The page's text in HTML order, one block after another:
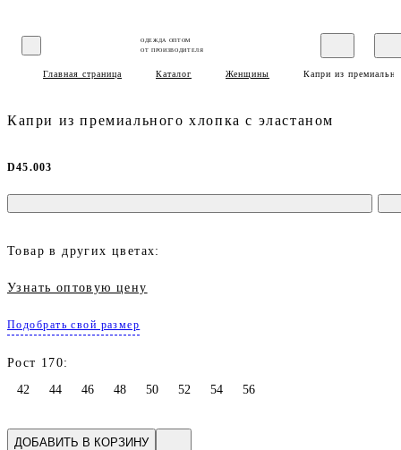
ОДЕЖДА ОПТОМ
ОТ ПРОИЗВОДИТЕЛЯ
Главная страница Каталог Женщины Капри из
Капри из премиального хлопка с эластаном
D45.003
Товар в других цветах:
Узнать оптовую цену
Подобрать свой размер
Рост 170:
42
44 46 48 50 52 54 56
ДОБАВИТЬ В КОРЗИНУ